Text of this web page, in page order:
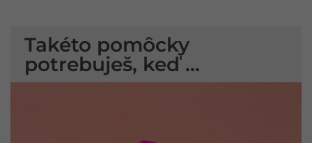
Takéto pomôcky
potrebuješ, keď ...